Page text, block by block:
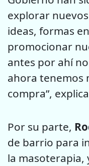
explorar
ideas, formas
promocionar
antes por ahí
ahora tenemos
compra”,
Por su parte,
de barrio para
la masoterapia,